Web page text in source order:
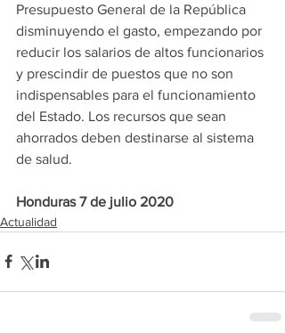
Presupuesto General de la República
disminuyendo el gasto, empezando por
reducir los salarios de altos funcionarios
y prescindir de puestos que no son
indispensables para el funcionamiento
del Estado. Los recursos que sean
ahorrados deben destinarse al sistema
de salud.
Honduras 7 de julio 2020
Actualidad